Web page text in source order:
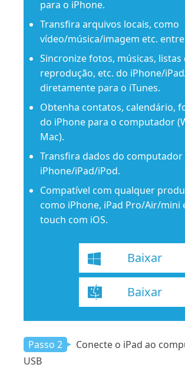
para o iPhone.
Transfira arquivos locais, como
vídeo/música/imagem etc. entre
Sincronize fotos, músicas, listas
reprodução, etc. do iPhone/
diretamente para o iTunes.
Obtenha contatos, calendário,
do iPhone para o computador
Mac).
Transfira dados do computador
iPhone/iPad/iPod.
Compatível com qualquer
como iPhone, iPad Pro/Air/mini
touch com iOS.
Baixar
Baixar
Passo 2
Conecte o iPad ao
USB